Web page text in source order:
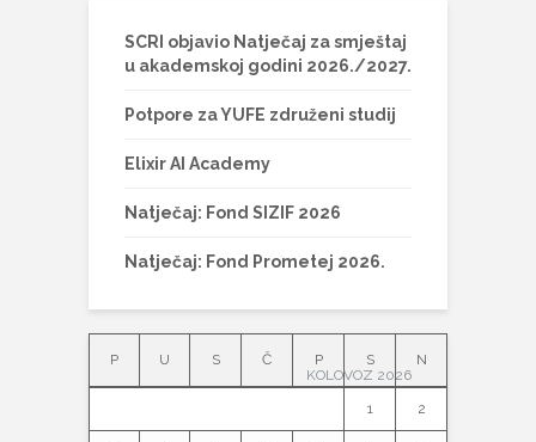
SCRI objavio Natječaj za smještaj
u akademskoj godini 2026./2027.
Potpore za YUFE združeni studij
Elixir AI Academy
Natječaj: Fond SIZIF 2026
Natječaj: Fond Prometej 2026.
KOLOVOZ 2026
P U S Č P S N
1 2